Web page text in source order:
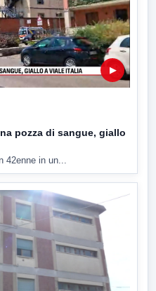
▶
pozza di sangue, giallo
in un...